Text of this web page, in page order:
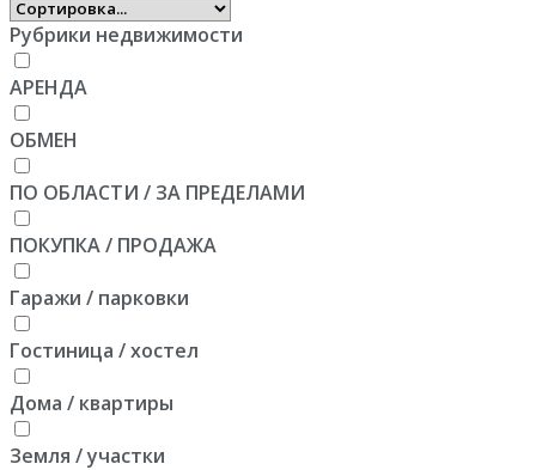
Рубрики недвижимости
АРЕНДА
ОБМЕН
ПО ОБЛАСТИ / ЗА ПРЕДЕЛАМИ
ПОКУПКА / ПРОДАЖА
Гаражи / парковки
Гостиница / хостел
Дома / квартиры
Земля / участки